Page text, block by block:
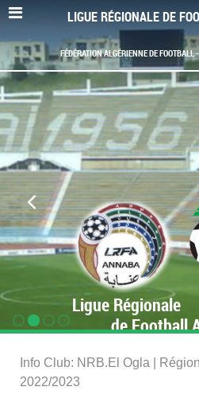
LIGUE RÉGIONALE DE
Ligue Régionale
de Football
Info Club: NRB.El Ogla |
2022/2023